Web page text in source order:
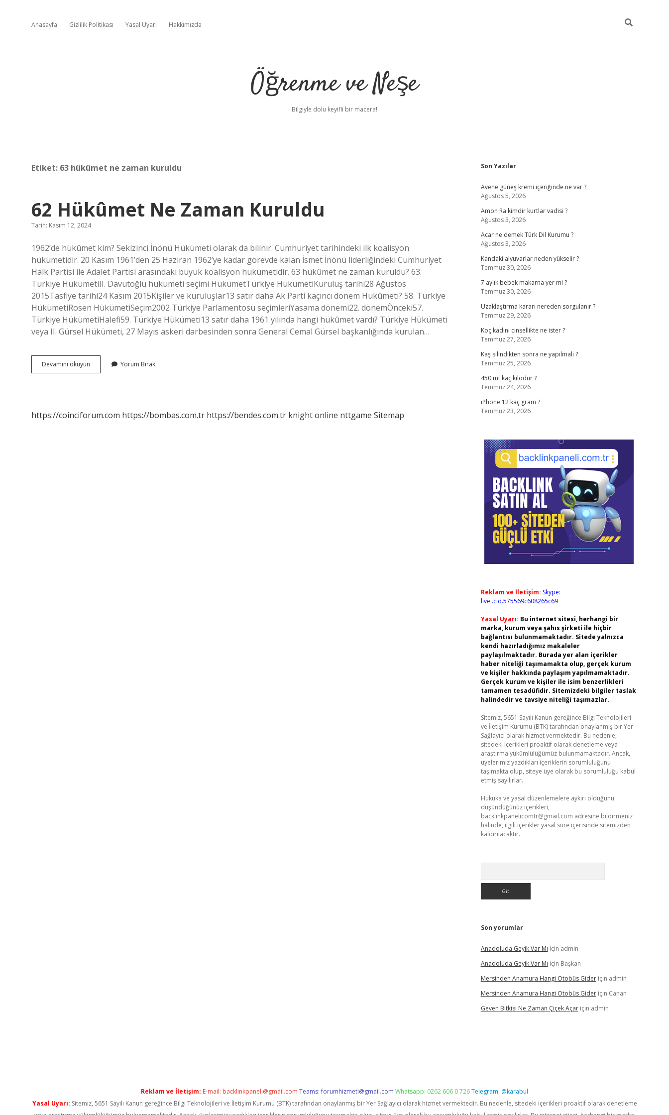
Anasayfa Gizlilik Politikası Yasal Uyarı Hakkımızda
Öğrenme ve Neşe
Bilgiyle dolu keyifli bir macera!
Etiket: 63 hükûmet ne zaman kuruldu
62 Hükûmet Ne Zaman Kuruldu
Tarih: Kasım 12, 2024
1962’de hükûmet kim? Sekizinci İnönü Hükümeti olarak da bilinir. Cumhuriyet tarihindeki ilk koalisyon
hükümetidir. 20 Kasım 1961’den 25 Haziran 1962’ye kadar görevde kalan İsmet İnönü liderliğindeki Cumhuriyet
Halk Partisi ile Adalet Partisi arasındaki büyük koalisyon hükümetidir. 63 hükûmet ne zaman kuruldu? 63.
Türkiye HükümetiII. Davutoğlu hükümeti seçimi HükümetTürkiye HükümetiKuruluş tarihi28 Ağustos
2015Tasfiye tarihi24 Kasım 2015Kişiler ve kuruluşlar13 satır daha Ak Parti kaçıncı dönem Hükûmeti? 58. Türkiye
HükümetiRosen HükümetiSeçim2002 Türkiye Parlamentosu seçimleriYasama dönemi22. dönemÖnceki57.
Türkiye HükümetiHalefi59. Türkiye Hükümeti13 satır daha 1961 yılında hangi hükûmet vardı? Türkiye Hükümeti
veya II. Gürsel Hükümeti, 27 Mayıs askeri darbesinden sonra General Cemal Gürsel başkanlığında kurulan…
Devamını okuyun
Hükûmet
Yorum Bırak
https://coinciforum.com https://bombas.com.tr https://bendes.com.tr knight online nttgame Sitemap
Sidebar
Son Yazılar
Avene güneş kremi içeriğinde ne var ?
Ağustos 5, 2026
Amon Ra kimdir kurtlar vadisi ?
Ağustos 3, 2026
Acar ne demek Türk Dil Kurumu ?
Ağustos 3, 2026
Kandaki alyuvarlar neden yükselir ?
Temmuz 30, 2026
7 aylık bebek makarna yer mi ?
Temmuz 30, 2026
Uzaklaştırma kararı nereden sorgulanır ?
Temmuz 29, 2026
Koç kadını cinsellikte ne ister ?
Temmuz 27, 2026
Kaş silindikten sonra ne yapılmalı ?
Temmuz 25, 2026
450 mt kaç kilodur ?
Temmuz 24, 2026
iPhone 12 kaç gram ?
Temmuz 23, 2026
Reklam ve İletişim: Skype:
live:.cid.575569c608265c69
Yasal Uyarı: Bu internet sitesi, herhangi bir
marka, kurum veya şahıs şirketi ile hiçbir
bağlantısı bulunmamaktadır. Sitede yalnızca
kendi hazırladığımız makaleler
paylaşılmaktadır. Burada yer alan içerikler
haber niteliği taşımamakta olup, gerçek kurum
ve kişiler hakkında paylaşım yapılmamaktadır.
Gerçek kurum ve kişiler ile isim benzerlikleri
tamamen tesadüfidir. Sitemizdeki bilgiler taslak
halindedir ve tavsiye niteliği taşımazlar.
Sitemiz, 5651 Sayılı Kanun gereğince Bilgi Teknolojileri
ve İletişim Kurumu (BTK) tarafından onaylanmış bir Yer
Sağlayıcı olarak hizmet vermektedir. Bu nedenle,
sitedeki içerikleri proaktif olarak denetleme veya
araştırma yükümlülüğümüz bulunmamaktadır. Ancak,
üyelerimiz yazdıkları içeriklerin sorumluluğunu
taşımakta olup, siteye üye olarak bu sorumluluğu kabul
etmiş sayılırlar.
Hukuka ve yasal düzenlemelere aykırı olduğunu
düşündüğünüz içerikleri,
backlinkpanelicomtr@gmail.com adresine bildirmeniz
halinde, ilgili içerikler yasal süre içerisinde sitemizden
kaldırılacaktır.
Son yorumlar
Anadoluda Geyik Var Mı için admin
Anadoluda Geyik Var Mı için Başkan
Mersinden Anamura Hangi Otobüs Gideriçin admin
Mersinden Anamura Hangi Otobüs Gideriçin Canan
Geven Bitkisi Ne Zaman Çiçek Açariçin admin
Reklam ve İletişim: E-mail: backlinkpaneli@gmail.com Teams:forumhizmeti@gmail.com Whatsapp: 0262 606 0 726Telegram: @karabul
Yasal Uyarı: Sitemiz, 5651 Sayılı Kanun gereğince Bilgi Teknolojileri ve İletişim Kurumu (BTK) tarafından onaylanmış bir Yer Sağlayıcı olarak hizmet vermektedir. Bu nedenle, sitedeki içerikleri proaktif olarak denetleme